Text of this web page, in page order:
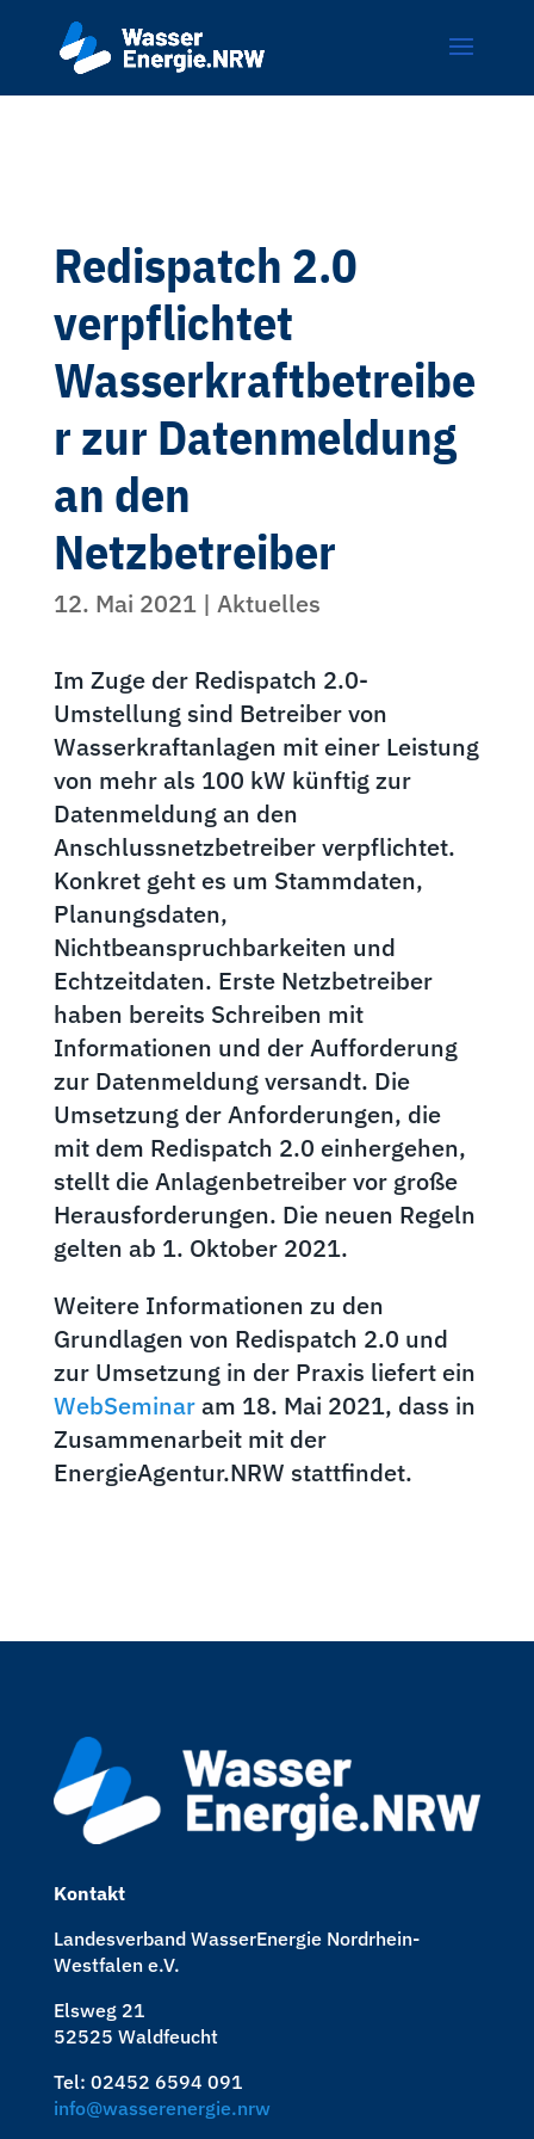
Redispatch 2.0
verpflichtet
Wasserkraftbetreibe
r zur Datenmeldung
an den
Netzbetreiber
12. Mai 2021| Aktuelles
Im Zuge der Redispatch 2.0-
Umstellung sind Betreiber von
Wasserkraftanlagen mit einer Leistung
von mehr als 100 kW künftig zur
Datenmeldung an den
Anschlussnetzbetreiber verpflichtet.
Konkret geht es um Stammdaten,
Planungsdaten,
Nichtbeanspruchbarkeiten und
Echtzeitdaten. Erste Netzbetreiber
haben bereits Schreiben mit
Informationen und der Aufforderung
zur Datenmeldung versandt. Die
Umsetzung der Anforderungen, die
mit dem Redispatch 2.0 einhergehen,
stellt die Anlagenbetreiber vor große
Herausforderungen. Die neuen Regeln
gelten ab 1. Oktober 2021.
Weitere Informationen zu den
Grundlagen von Redispatch 2.0 und
zur Umsetzung in der Praxis liefert ein
WebSeminaram 18. Mai 2021, dass in
Zusammenarbeit mit der
EnergieAgentur.NRW stattfindet.
Kontakt
Landesverband WasserEnergie Nordrhein-
Westfalen e.V.
Elsweg 21
52525 Waldfeucht
Tel: 02452 6594 091
info@wasserenergie.nrw